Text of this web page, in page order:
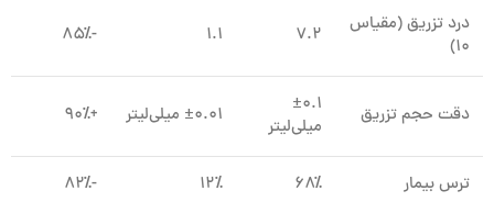
درد تزریق (مقیاس
۱۰)
۷.۲ ۱.۱ -۸۵٪
دقت حجم تزریق
±۰.۱
میلی‌لیتر
±۰.۰۱ میلی‌لیتر +۹۰٪
ترس بیمار ۶۸٪ ۱۲٪ -۸۲٪